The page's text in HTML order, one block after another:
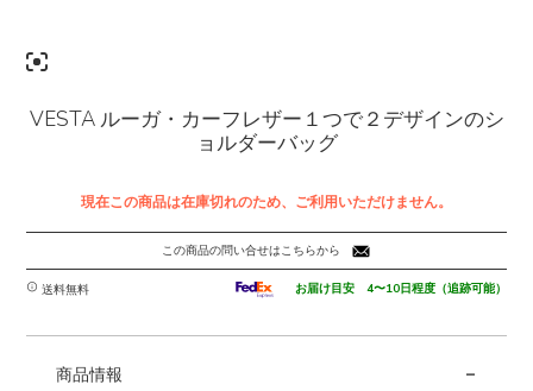
VESTA ルーガ・カーフレザー１つで２デザインのシ
ョルダーバッグ
現在この商品は在庫切れのため、ご利用いただけません。
この商品の問い合せはこちらから
送料無料 お届け目安 4〜10日程度（追跡可能）
商品情報 -